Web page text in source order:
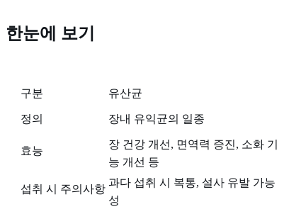
한눈에 보기
구분 유산균
정의 장내 유익균의 일종
효능
장 건강 개선, 면역력 증진, 소화 기
능 개선 등
섭취 시 주의사항
과다 섭취 시 복통, 설사 유발 가능
성